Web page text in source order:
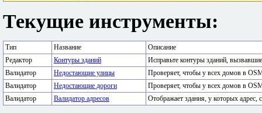
Текущие инструменты:
Тип Название
Описание
Редактор
Контуры зданий
Исправьте контуры зданий,
Валидатор
Недостающие улицы
Проверяет, чтобы у всех домов в
Валидатор
Недостающие дороги
Проверяет, чтобы у всех домов в
Валидатор
Валидатор адресов Отображает здания, у которых адрес,